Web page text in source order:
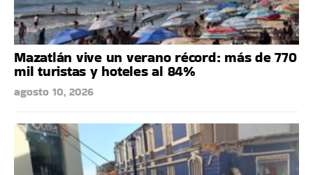
Mazatlán vive un verano récord: más de 770
mil turistas y hoteles al 84%
agosto 10, 2026